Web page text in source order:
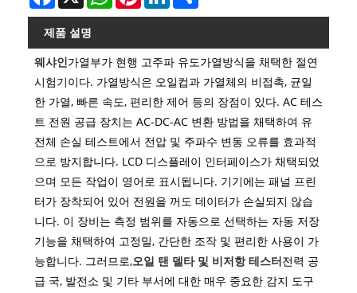
제품 설명
웨샤인가열부가 현행 고주파 유도가열방식을 채택한 절연
시험기이다. 가열방식은 오일컵과 가열체의 비접촉, 균일
한 가열, 빠른 속도, 편리한 제어 등의 장점이 있다. AC 테스
트 전원 공급 장치는 AC-DC-AC 변환 방법을 채택하여 유
전체 손실 테스트에서 전압 및 주파수 변동 오류를 효과적
으로 방지합니다. LCD 디스플레이 인터페이스가 채택되었
으며 모든 작업이 영어로 표시됩니다. 기기에는 패널 프린
터가 장착되어 있어 전원을 꺼도 데이터가 손실되지 않습
니다. 이 장비는 측정 범위를 자동으로 선택하는 자동 저장
기능을 채택하여 고정밀, 간단한 조작 및 편리한 사용이 가
능합니다. 그러므로,오일 탠 델타 및 비저항 테스터전력 공
급 국, 발전소 및 기타 부서에 대한 매우 중요한 감지 도구